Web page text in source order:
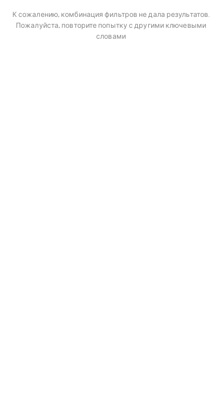
К сожалению, комбинация фильтров не дала результатов.
Пожалуйста, повторите попытку с другими ключевыми
словами